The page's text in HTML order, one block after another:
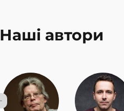
Наші автори